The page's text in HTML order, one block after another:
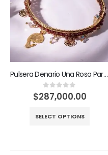
Pulsera Denario Una Rosa Para María
0out of 5
$287,000.00
SELECT OPTIONS